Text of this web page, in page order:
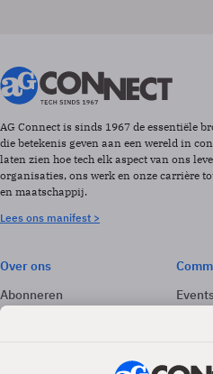
AG Connect is sinds 1967 de essentiële
die betekenis geven aan een wereld in
laten zien hoe tech elk aspect van ons
organisaties, ons werk en onze carrière
en maatschappij.
Lees ons manifest >
Over ons
Abonneren
Adverteren